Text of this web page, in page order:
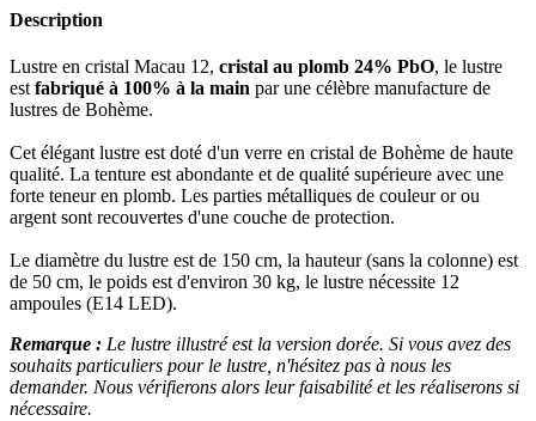
Description
Lustre en cristal Macau 12, cristal au plomb 24% PbO, le lustre
est fabriqué à 100% à la main par une célèbre manufacture de
lustres de Bohème.
Cet élégant lustre est doté d'un verre en cristal de Bohème de haute
qualité. La tenture est abondante et de qualité supérieure avec une
forte teneur en plomb. Les parties métalliques de couleur or ou
argent sont recouvertes d'une couche de protection.
Le diamètre du lustre est de 150 cm, la hauteur (sans la colonne) est
de 50 cm, le poids est d'environ 30 kg, le lustre nécessite 12
ampoules (E14 LED).
Remarque : Le lustre illustré est la version dorée. Si vous avez des
souhaits particuliers pour le lustre, n'hésitez pas à nous les
demander. Nous vérifierons alors leur faisabilité et les réaliserons si
nécessaire.